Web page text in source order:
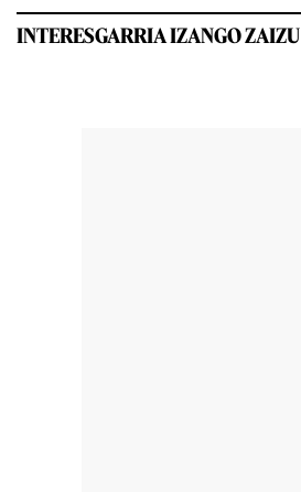
INTERESGARRIA IZANGO ZAIZU